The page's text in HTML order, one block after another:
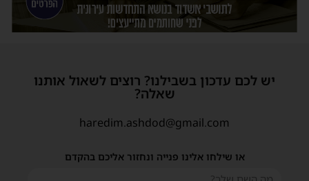
יש לכם עדכון בשבילנו? רוצים לשאול אותנו
שאלה?
haredim.ashdod@gmail.com
או שילחו אלינו פנייה ונחזור אליכם בהקדם